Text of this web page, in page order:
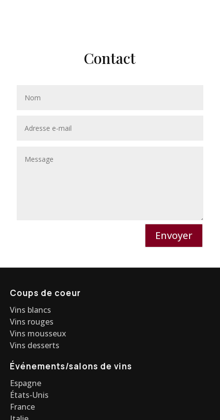
Contact
Envoyer
Coups de coeur
Vins blancs
Vins rouges
Vins mousseux
Vins desserts
Événements/salons de vins
Espagne
États-Unis
France